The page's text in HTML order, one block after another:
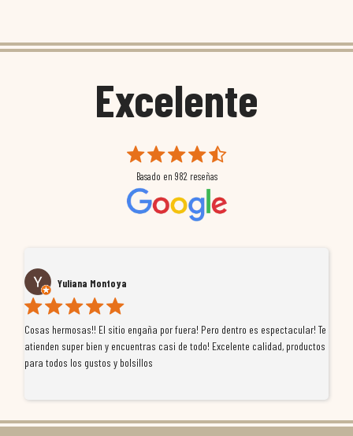
Excelente
Basado en 982 reseñas
Yuliana Montoya
Cosas hermosas!! El sitio engaña por fuera! Pero dentro es espectacular! Te
atienden super bien y encuentras casi de todo! Excelente calidad, productos
para todos los gustos y bolsillos